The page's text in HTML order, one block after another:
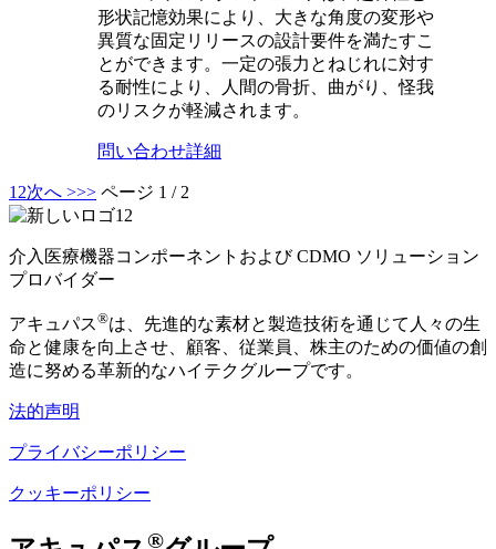
形状記憶効果により、大きな角度の変形や
異質な固定リリースの設計要件を満たすこ
とができます。一定の張力とねじれに対す
る耐性により、人間の骨折、曲がり、怪我
のリスクが軽減されます。
問い合わせ詳細
1 2次へ >>> ページ 1 / 2
介入医療機器コンポーネントおよび CDMO ソリューション
プロバイダー
アキュパス®は、先進的な素材と製造技術を通じて人々の生
命と健康を向上させ、顧客、従業員、株主の​​ための価値の創
造に努める革新的なハイテクグループです。
法的声明
プライバシーポリシー
クッキーポリシー
®